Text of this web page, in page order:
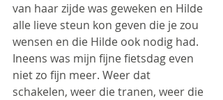
van haar zijde was geweken en Hilde
alle lieve steun kon geven die je zou
wensen en die Hilde ook nodig had.
Ineens was mijn fijne fietsdag even
niet zo fijn meer. Weer dat
schakelen, weer die tranen, weer die